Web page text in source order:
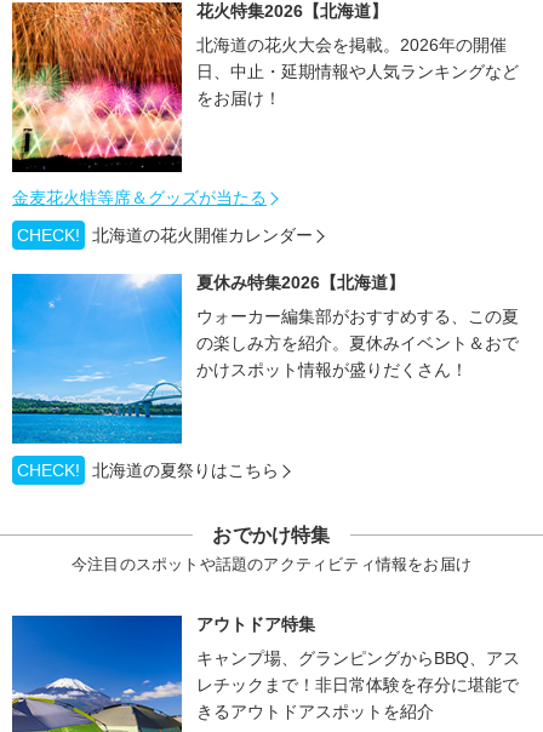
花火特集2026【北海道】
北海道の花火大会を掲載。2026年の開催
日、中止・延期情報や人気ランキングなど
をお届け！
金麦花火特等席＆グッズが当たる
CHECK!
北海道の花火開催カレンダー
夏休み特集2026【北海道】
ウォーカー編集部がおすすめする、この夏
の楽しみ方を紹介。夏休みイベント＆おで
かけスポット情報が盛りだくさん！
CHECK! 北海道の夏祭りはこちら
おでかけ特集
今注目のスポットや話題のアクティビティ情報をお届け
アウトドア特集
キャンプ場、グランピングからBBQ、アス
レチックまで！非日常体験を存分に堪能で
きるアウトドアスポットを紹介